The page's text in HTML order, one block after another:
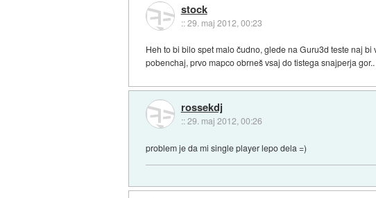
stock
::29. maj 2012, 00:23
Heh to bi bilo spet malo čudno, glede na Guru3d teste naj
pobenchaj, prvo mapco obrneš vsaj do tistega snajperja
rossekdj
::29. maj 2012, 00:26
problem je da mi single player lepo dela =)